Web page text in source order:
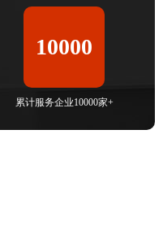
10000
累计服务企业10000家+